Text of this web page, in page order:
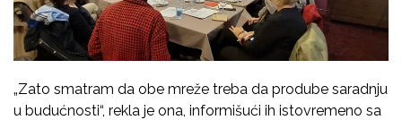
„Zato smatram da obe mreže treba da prodube saradnju
u budućnosti“, rekla je ona, informišući ih istovremeno sa